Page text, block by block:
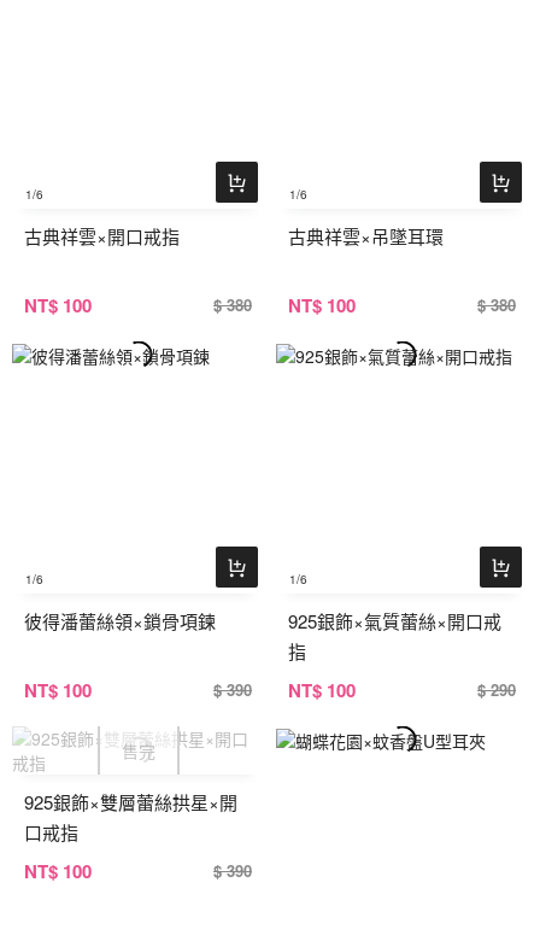
1/6
古典祥雲×開口戒指
NT$ 100 $ 380
1/6
古典祥雲×吊墜耳環
NT$ 100 $ 380
1/6
彼得潘蕾絲領×鎖骨項鍊
NT$ 100 $ 390
1/6
925銀飾×氣質蕾絲×開口戒
指
NT$ 100 $ 290
925銀飾×雙層蕾絲拱星×開
口戒指
NT$ 100 $ 390